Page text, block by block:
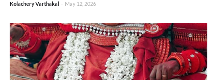
Kolachery Varthakal - May 12, 2026